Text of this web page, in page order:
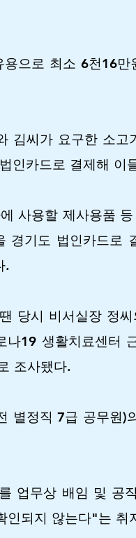
으로 최소 6천16만
김씨가 요구한 소고
인카드로 결제해 이
사용할 제사용품
경기도 법인카드로
.
당시 비서실장 정
19 생활치료센터
조사됐다.
별정직 7급 공무원
업무상 배임 및 공
되지 않는다"는 취